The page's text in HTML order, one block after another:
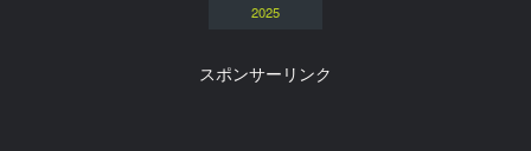
2025
スポンサーリンク